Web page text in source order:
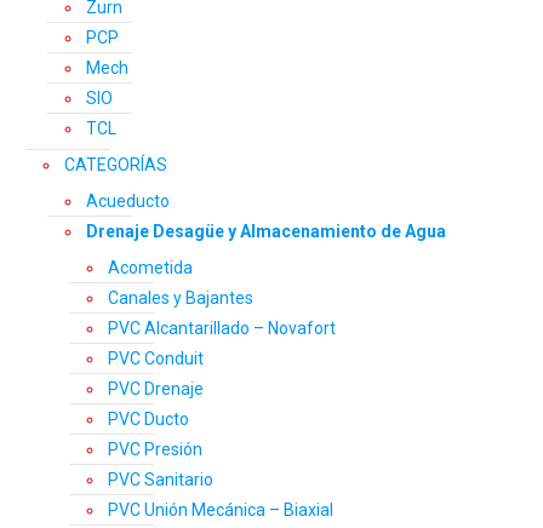
Zurn
PCP
Mech
SIO
TCL
CATEGORÍAS
Acueducto
Drenaje Desagüe y Almacenamiento de Agua
Acometida
Canales y Bajantes
PVC Alcantarillado – Novafort
PVC Conduit
PVC Drenaje
PVC Ducto
PVC Presión
PVC Sanitario
PVC Unión Mecánica – Biaxial